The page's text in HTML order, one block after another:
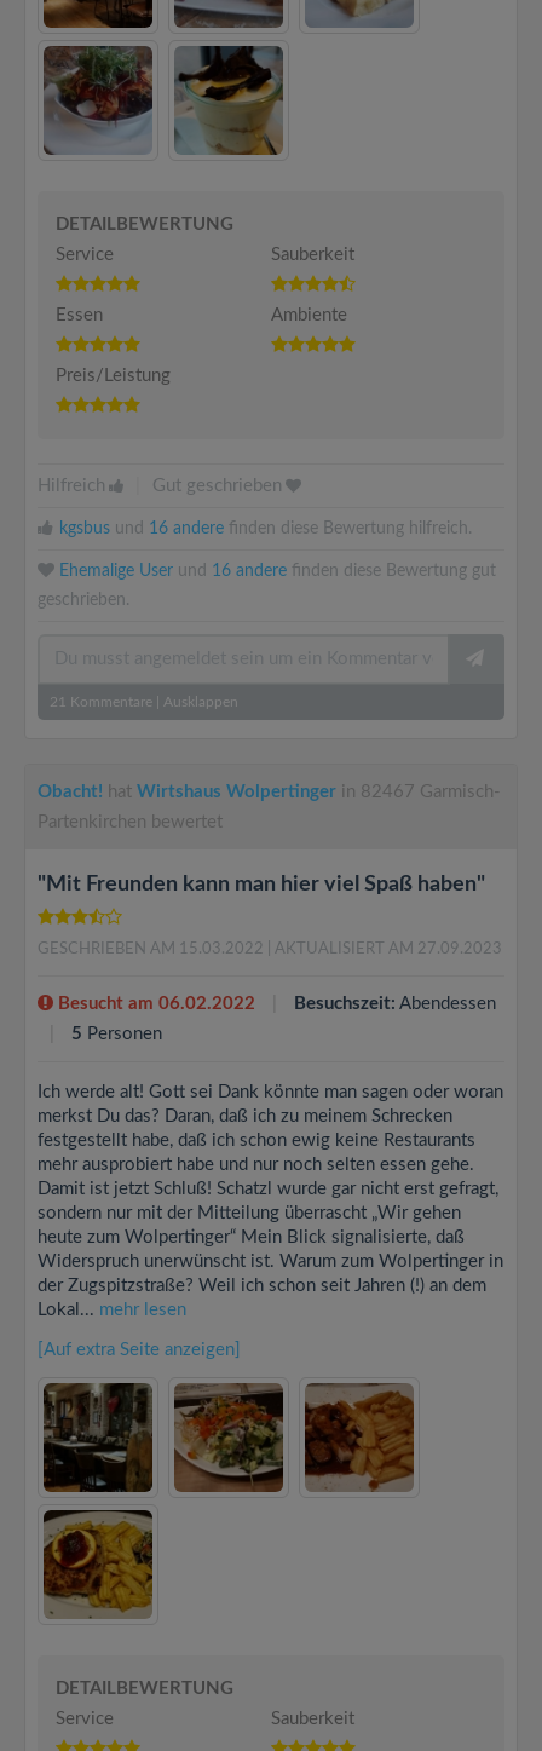
DETAILBEWERTUNG
Service
Sauberkeit
Essen Ambiente
Preis/Leistung
Hilfreich Gut geschrieben
kgsbus und 16 andere finden diese Bewertung hilfreich.
Ehemalige User und 16 andere finden diese Bewertung gut
geschrieben.
21 Kommentare Ausklappen
Obacht! hat Wirtshaus Wolpertinger in 82467 Garmisch-
Partenkirchen bewertet
"Mit Freunden kann man hier viel Spaß haben"
GESCHRIEBEN AM 15.03.2022 | AKTUALISIERT AM 27.09.2023
Besucht am 06.02.2022 Besuchszeit: Abendessen
5 Personen
Ich werde alt! Gott sei Dank könnte man sagen oder woran
merkst Du das? Daran, daß ich zu meinem Schrecken
festgestellt habe, daß ich schon ewig keine Restaurants
mehr ausprobiert habe und nur noch selten essen gehe.
Damit ist jetzt Schluß! Schatzl wurde gar nicht erst gefragt,
sondern nur mit der Mitteilung überrascht „Wir gehen
heute zum Wolpertinger“ Mein Blick signalisierte, daß
Widerspruch unerwünscht ist. Warum zum Wolpertinger in
der Zugspitzstraße? Weil ich schon seit Jahren (!) an dem
Lokal... mehr lesen
[Auf extra Seite anzeigen]
DETAILBEWERTUNG
Service
Sauberkeit